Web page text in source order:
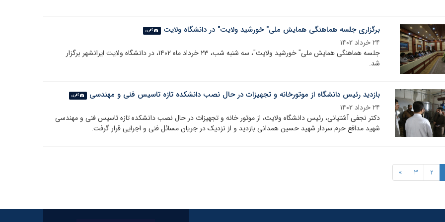
برگزاری جلسه هماهنگی همایش ملی" خورشید ولایت" در دانشگاه ولایت گالری
۲۴ خرداد ۱۴۰۲
جلسه هماهنگی همایش ملی" خورشید ولایت"، سه شنبه شب، ۲۳ خرداد ماه ۱۴۰۲، در دانشگاه ولایت ایرانشهر برگزار
شد.
بازدید رئیس دانشگاه از موتورخانه و تجهیزات در حال نصب دانشکده تازه تاسیس فنی و مهندسی گالری
۲۴ خرداد ۱۴۰۲
دکتر نجفی آشتیانی، رئیس دانشگاه ولایت، از موتور خانه و تجهیزات در حال نصب دانشکده تازه تاسیس فنی و مهندسی
شهید مدافع حرم سردار شهید حسین همدانی بازدید و از نزدیک در جریان مسائل فنی و اجرایی قرار گرفت.
2
3
»